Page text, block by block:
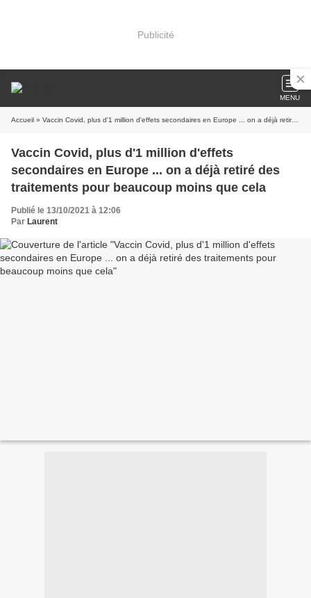
Publicité
MENU
Accueil » Vaccin Covid, plus d'1 million d'effets secondaires en Europe ... on a déjà retiré des traitements pour beaucoup moins que cela
Vaccin Covid, plus d'1 million d'effets
secondaires en Europe ... on a déjà retiré des
traitements pour beaucoup moins que cela
Publié le 13/10/2021 à 12:06
Par Laurent